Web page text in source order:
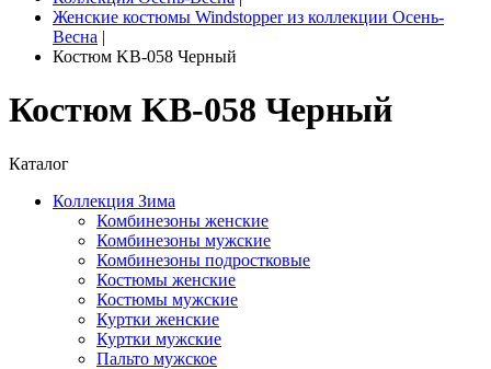
Женские костюмы Windstopper из коллекции Осень-
Весна |
Костюм KB-058 Черный
Костюм KB-058 Черный
Каталог
Коллекция Зима
Комбинезоны женские
Комбинезоны мужские
Комбинезоны подростковые
Костюмы женские
Костюмы мужские
Куртки женские
Куртки мужские
Пальто мужское